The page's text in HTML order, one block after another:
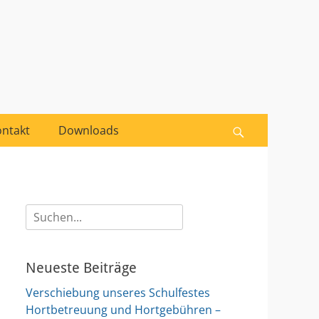
Downloads
Suche
nach:
Neueste Beiträge
Verschiebung unseres Schulfestes
Hortbetreuung und Hortgebühren –